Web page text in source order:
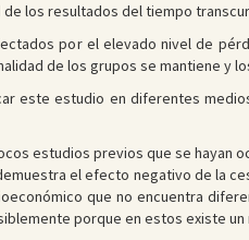
los resultados del tiempo
por el elevado nivel de
de los grupos se mantiene y
este estudio en diferentes
estudios previos que se hayan
el efecto negativo de la
que no encuentra
porque en estos existe